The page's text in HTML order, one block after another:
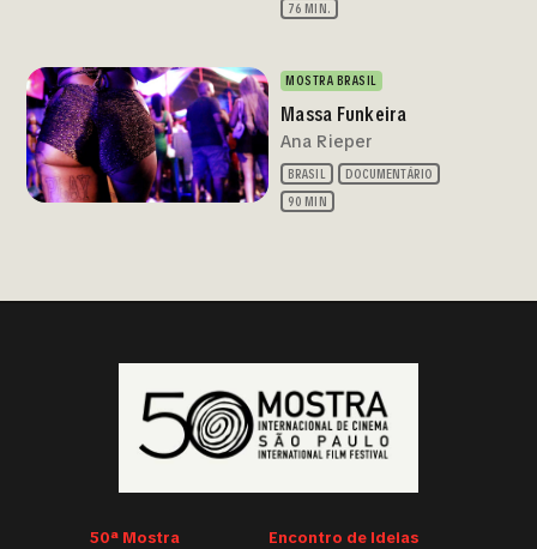
76 MIN.
MOSTRA BRASIL
Massa Funkeira
Ana Rieper
BRASIL
DOCUMENTÁRIO
90 MIN
50ª Mostra Encontro de Ideias